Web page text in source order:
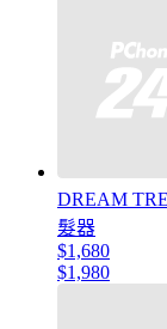
DREAM
髮器
$1,680
$1,980